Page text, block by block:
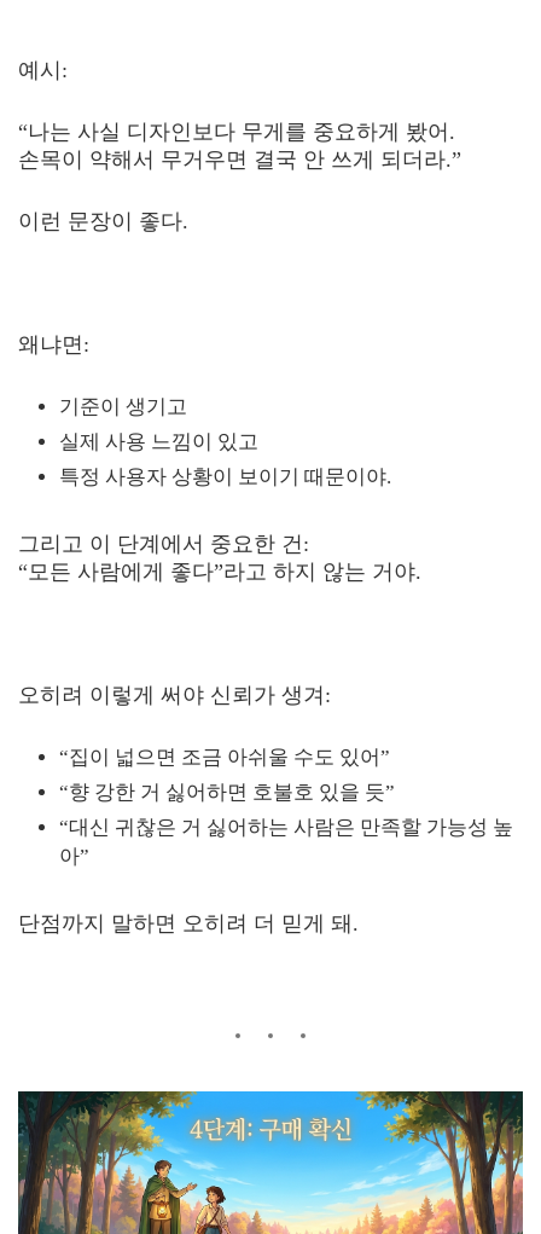
예시:
“나는 사실 디자인보다 무게를 중요하게 봤어.
손목이 약해서 무거우면 결국 안 쓰게 되더라.”
이런 문장이 좋다.
왜냐면:
기준이 생기고
실제 사용 느낌이 있고
특정 사용자 상황이 보이기 때문이야.
그리고 이 단계에서 중요한 건:
“모든 사람에게 좋다”라고 하지 않는 거야.
오히려 이렇게 써야 신뢰가 생겨:
“집이 넓으면 조금 아쉬울 수도 있어”
“향 강한 거 싫어하면 호불호 있을 듯”
“대신 귀찮은 거 싫어하는 사람은 만족할 가능성 높
아”
단점까지 말하면 오히려 더 믿게 돼.